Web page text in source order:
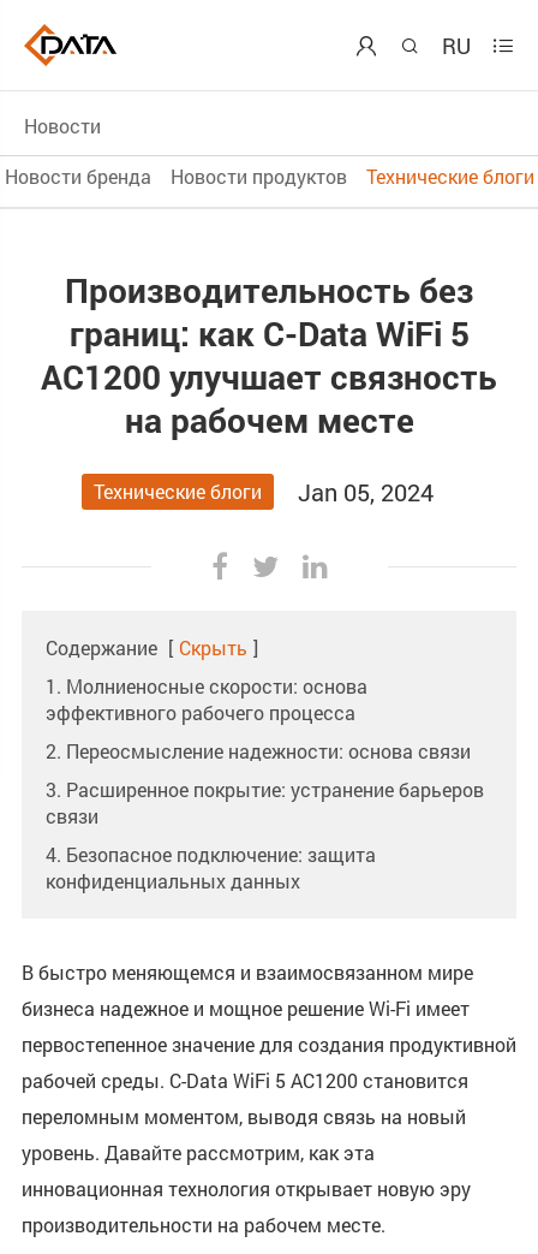
  RU 
Новости
Новости бренда
Новости продуктов Технические блоги
Производительность без
границ: как C-Data WiFi 5
AC1200 улучшает связность
на рабочем месте
Технические блоги Jan 05, 2024
Содержание [ Скрыть ]
1. Молниеносные скорости: основа
эффективного рабочего процесса
2. Переосмысление надежности: основа связи
3. Расширенное покрытие: устранение барьеров
связи
4. Безопасное подключение: защита
конфиденциальных данных
В быстро меняющемся и взаимосвязанном мире
бизнеса надежное и мощное решение Wi-Fi имеет
первостепенное значение для создания продуктивной
рабочей среды. C-Data WiFi 5 AC1200 становится
переломным моментом, выводя связь на новый
уровень. Давайте рассмотрим, как эта
инновационная технология открывает новую эру
производительности на рабочем месте.